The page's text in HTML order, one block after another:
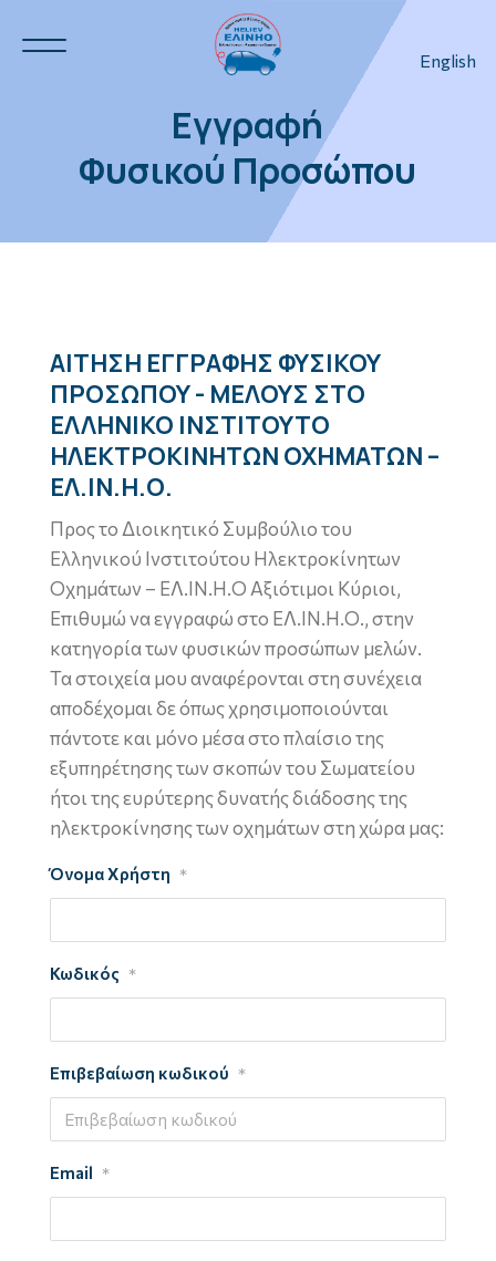
English
Εγγραφή
Φυσικού Προσώπου
ΑΙΤΗΣΗ ΕΓΓΡΑΦΗΣ ΦΥΣΙΚΟΥ
ΠΡΟΣΩΠΟΥ - ΜΕΛΟΥΣ ΣΤΟ
ΕΛΛΗΝΙΚΟ ΙΝΣΤΙΤΟΥΤΟ
ΗΛΕΚΤΡΟΚΙΝΗΤΩΝ ΟΧΗΜΑΤΩΝ –
ΕΛ.ΙΝ.Η.Ο.
Προς το Διοικητικό Συμβούλιο του
Ελληνικού Ινστιτούτου Ηλεκτροκίνητων
Οχημάτων – ΕΛ.ΙΝ.Η.Ο Αξιότιμοι Κύριοι,
Επιθυμώ να εγγραφώ στο ΕΛ.ΙΝ.Η.Ο., στην
κατηγορία των φυσικών προσώπων μελών.
Τα στοιχεία μου αναφέρονται στη συνέχεια
αποδέχομαι δε όπως χρησιμοποιούνται
πάντοτε και μόνο μέσα στο πλαίσιο της
εξυπηρέτησης των σκοπών του Σωματείου
ήτοι της ευρύτερης δυνατής διάδοσης της
ηλεκτροκίνησης των οχημάτων στη χώρα μας:
Όνομα Χρήστη *
Κωδικός *
Επιβεβαίωση κωδικού *
Email *